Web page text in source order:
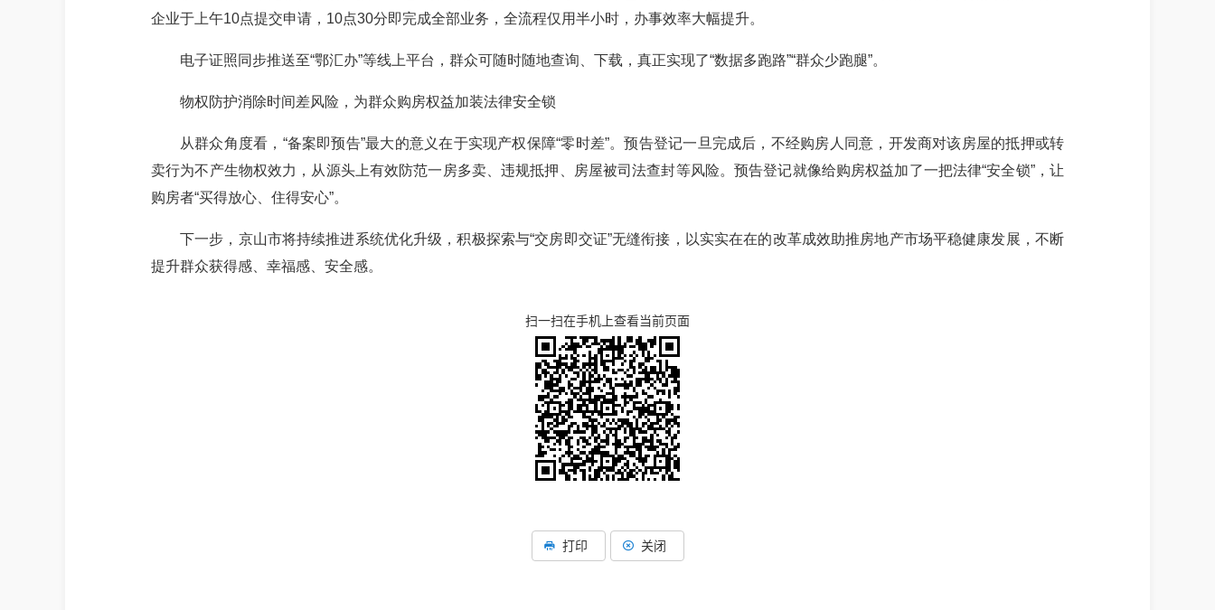
企业于上午10点提交申请，10点30分即完成全部业务，全流程仅用半小时，办事效率大幅提升。
电子证照同步推送至“鄂汇办”等线上平台，群众可随时随地查询、下载，真正实现了“数据多跑路”“群众少跑腿”。
物权防护消除时间差风险，为群众购房权益加装法律安全锁
从群众角度看， “备案即预告”最大的意义在于实现产权保障“零时差”。预告登记一旦完成后，不经购房人同意，开发商对该房屋的抵押或转
卖行为不产生物权效力，从源头上有效防范一房多卖、违规抵押、房屋被司法查封等风险。预告登记就像给购房权益加了一把法律“安全锁”，让
购房者“买得放心、住得安心”。
下一步，京山市将持续推进系统优化升级，积极探索与“交房即交证”无缝衔接，以实实在在的改革成效助推房地产市场平稳健康发展，不断
提升群众获得感、幸福感、安全感。
扫一扫在手机上查看当前页面
打印 关闭